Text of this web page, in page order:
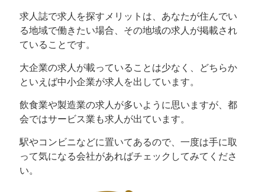
求人誌で求人を探すメリットは、あなたが住んでい
る地域で働きたい場合、その地域の求人が掲載され
ていることです。
大企業の求人が載っていることは少なく、どちらか
といえば中小企業が求人を出しています。
飲食業や製造業の求人が多いように思いますが、都
会ではサービス業も求人が出ています。
駅やコンビニなどに置いてあるので、一度は手に取
って気になる会社があればチェックしてみてくださ
い。